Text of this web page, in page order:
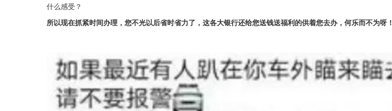
什么感受？
所以现在抓紧时间办理，您不光以后省时省力了，这各大银行还给您送钱送福利的供着您去办，何乐而不为呀！